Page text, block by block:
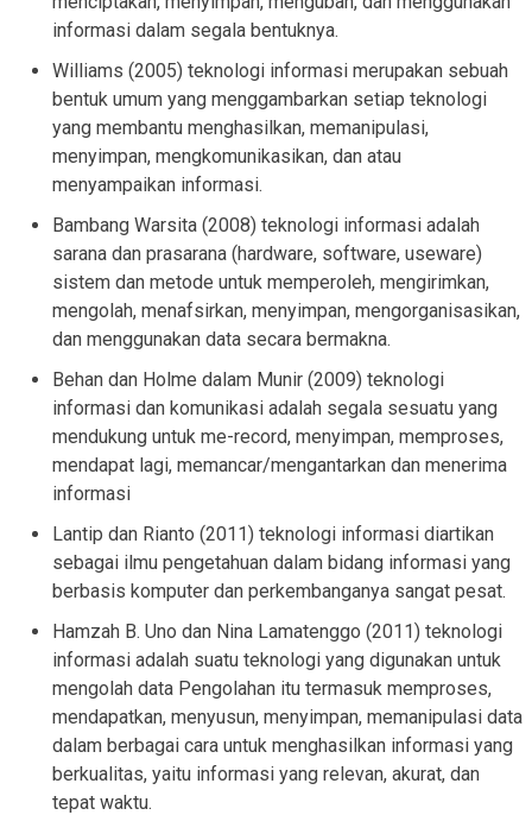
informasi dalam segala bentuknya.
Williams (2005) teknologi informasi merupakan sebuah
bentuk umum yang menggambarkan setiap teknologi
yang membantu menghasilkan, memanipulasi,
menyimpan, mengkomunikasikan, dan atau
menyampaikan informasi.
Bambang Warsita (2008) teknologi informasi adalah
sarana dan prasarana (hardware, software, useware)
sistem dan metode untuk memperoleh, mengirimkan,
mengolah, menafsirkan, menyimpan, mengorganisasikan,
dan menggunakan data secara bermakna.
Behan dan Holme dalam Munir (2009) teknologi
informasi dan komunikasi adalah segala sesuatu yang
mendukung untuk me-record, menyimpan, memproses,
mendapat lagi, memancar/mengantarkan dan menerima
informasi
Lantip dan Rianto (2011) teknologi informasi diartikan
sebagai ilmu pengetahuan dalam bidang informasi yang
berbasis komputer dan perkembanganya sangat pesat.
Hamzah B. Uno dan Nina Lamatenggo (2011) teknologi
informasi adalah suatu teknologi yang digunakan untuk
mengolah data Pengolahan itu termasuk memproses,
mendapatkan, menyusun, menyimpan, memanipulasi data
dalam berbagai cara untuk menghasilkan informasi yang
berkualitas, yaitu informasi yang relevan, akurat, dan
tepat waktu.